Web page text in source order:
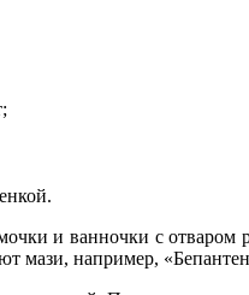
и ванночки с
мази, например,